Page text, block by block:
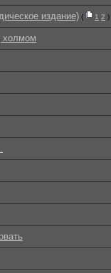
издание) ( 1 2 )
холмом